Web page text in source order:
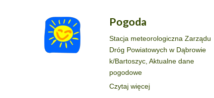
Pogoda
Stacja meteorologiczna Zarządu
Dróg Powiatowych w Dąbrowie
k/Bartoszyc, Aktualne dane
pogodowe
Czytaj więcej